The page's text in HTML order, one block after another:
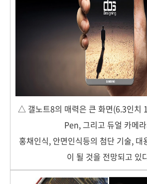
△ 갤노트8의 매력은 큰 화면(6.3인치
Pen, 그리고 듀얼 카메
홍채인식, 안면인식등의 첨단 기술, 대
이 될 것을 전망되고 있